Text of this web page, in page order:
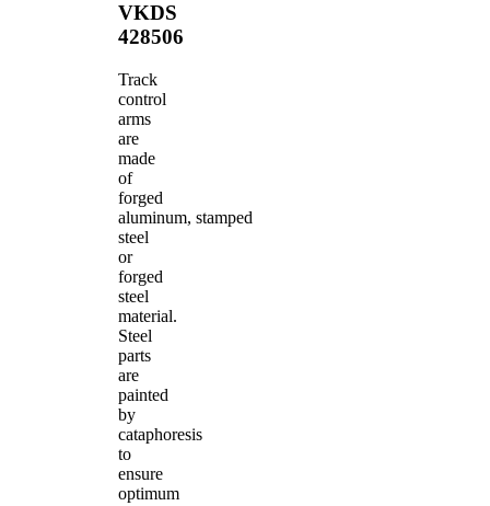
VKDS
428506
Track
control
arms
are
made
of
forged
aluminum, stamped
steel
or
forged
steel
material.
Steel
parts
are
painted
by
cataphoresis
to
ensure
optimum